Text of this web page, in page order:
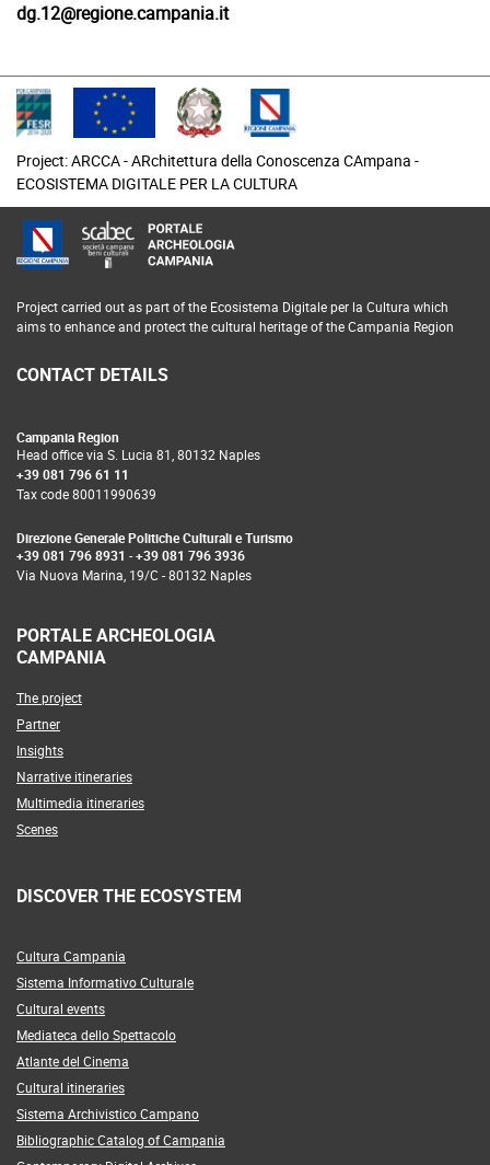
dg.12@regione.campania.it
Project: ARCCA - ARchitettura della Conoscenza CAmpana -
ECOSISTEMA DIGITALE PER LA CULTURA
footer
Project carried out as part of the Ecosistema Digitale per la Cultura which
aims to enhance and protect the cultural heritage of the Campania Region
CONTACT DETAILS
Campania Region
Head office via S. Lucia 81, 80132 Naples
+39 081 796 61 11
Tax code 80011990639
Direzione Generale Politiche Culturali e Turismo
+39 081 796 8931 -+39 081 796 3936
Via Nuova Marina, 19/C - 80132 Naples
PORTALE ARCHEOLOGIA
CAMPANIA
The project
Partner
Insights
Narrative itineraries
Multimedia itineraries
Scenes
DISCOVER THE ECOSYSTEM
Cultura Campania
Sistema Informativo Culturale
Cultural events
Mediateca dello Spettacolo
Atlante del Cinema
Cultural itineraries
Sistema Archivistico Campano
Bibliographic Catalog of Campania